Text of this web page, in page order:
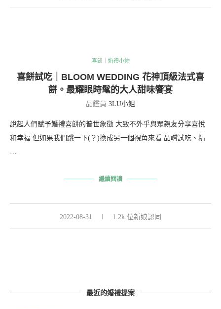
喜餅｜婚禮小物
喜餅試吃｜BLOOM WEDDING 花神頂級法式喜
餅。最耀眼時髦的大人甜味饗宴
品鑑員 3LU小姐
說起人們賦予婚禮喜餅的普世象徵 大致不外乎與眾親友分享喜悅
和幸福 但如果我們跳一下(？)換成另一個視角來看 品嚐試吃、精
…
繼續閱讀
2022-08-31 1.2k 位新娘認同
最近的婚禮提案